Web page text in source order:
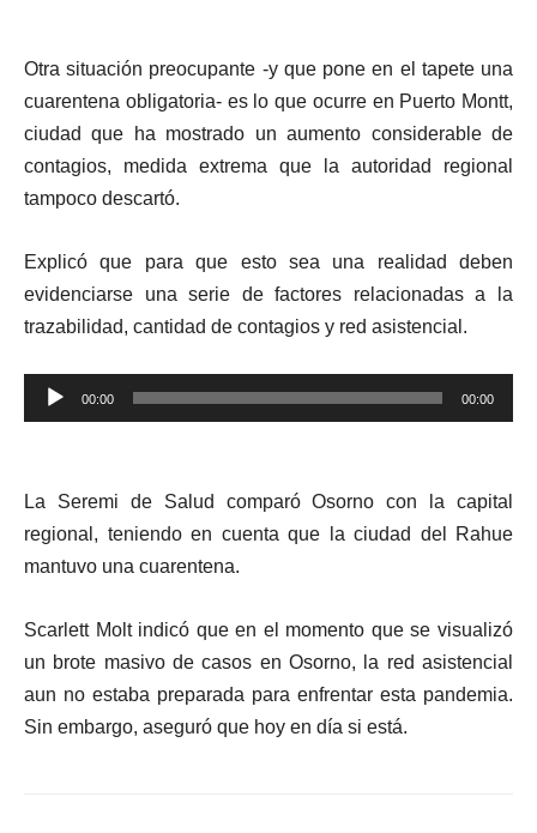
Otra situación preocupante -y que pone en el tapete una
cuarentena obligatoria- es lo que ocurre en Puerto Montt,
ciudad que ha mostrado un aumento considerable de
contagios, medida extrema que la autoridad regional
tampoco descartó.
Explicó que para que esto sea una realidad deben
evidenciarse una serie de factores relacionadas a la
trazabilidad, cantidad de contagios y red asistencial.
Reproductor
de
00:00 00:00
La Seremi de Salud comparó Osorno con la capital
regional, teniendo en cuenta que la ciudad del Rahue
mantuvo una cuarentena.
Scarlett Molt indicó que en el momento que se visualizó
un brote masivo de casos en Osorno, la red asistencial
aun no estaba preparada para enfrentar esta pandemia.
Sin embargo, aseguró que hoy en día si está.